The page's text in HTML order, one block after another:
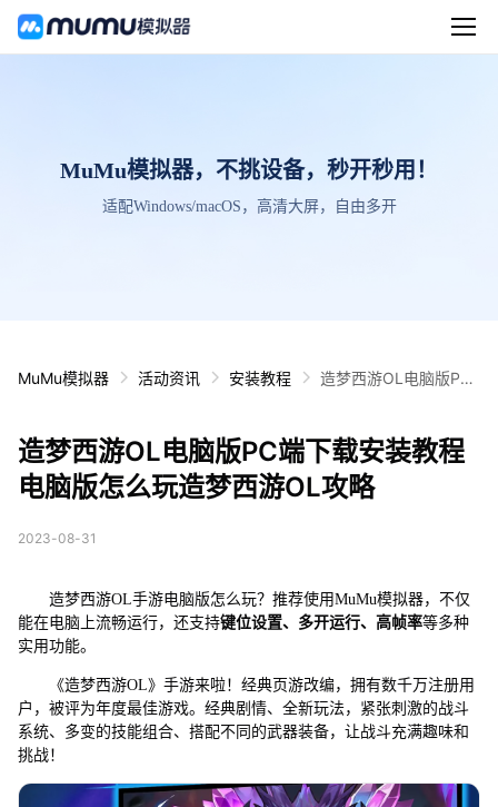
MuMu模拟器，不挑设备，秒开秒用！
适配Windows/macOS，高清大屏，自由多开
MuMu模拟器 活动资讯 安装教程
造梦西游OL电脑版PC
略
造梦西游OL电脑版PC端下载安装教程
电脑版怎么玩造梦西游OL攻略
2023-08-31
造梦西游OL手游电脑版怎么玩？推荐使用MuMu模拟器，不仅
能在电脑上流畅运行，还支持键位设置、多开运行、高帧率等多种
实用功能。
《造梦西游OL》手游来啦！经典页游改编，拥有数千万注册用
户，被评为年度最佳游戏。经典剧情、全新玩法，紧张刺激的战斗
系统、多变的技能组合、搭配不同的武器装备，让战斗充满趣味和
挑战！